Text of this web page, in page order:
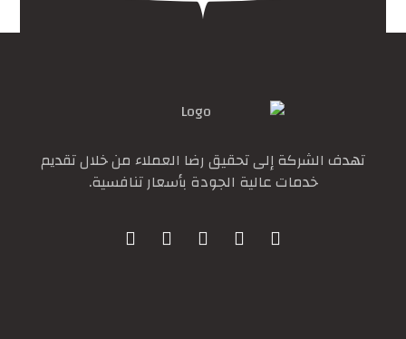
تهدف الشركة إلى تحقيق رضا العملاء من خلال تقديم
خدمات عالية الجودة بأسعار تنافسية.